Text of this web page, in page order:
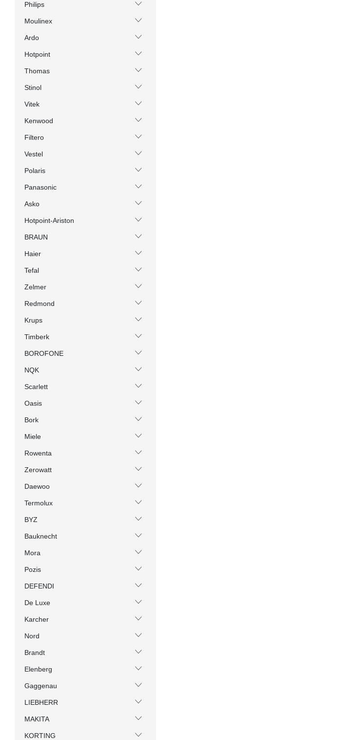
Philips
Moulinex
Ardo
Hotpoint
Thomas
Stinol
Vitek
Kenwood
Filtero
Vestel
Polaris
Panasonic
Asko
Hotpoint-Ariston
BRAUN
Haier
Tefal
Zelmer
Redmond
Krups
Timberk
BOROFONE
NQK
Scarlett
Oasis
Bork
Miele
Rowenta
Zerowatt
Daewoo
Termolux
BYZ
Bauknecht
Mora
Pozis
DEFENDI
De Luxe
Karcher
Nord
Brandt
Elenberg
Gaggenau
LIEBHERR
MAKITA
KORTING